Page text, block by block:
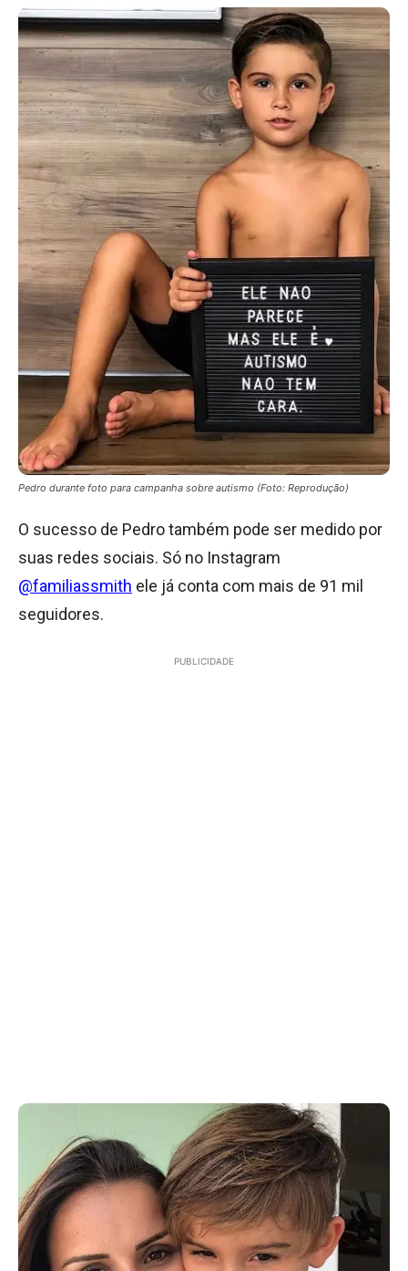
Pedro durante foto para campanha sobre autismo (Foto: Reprodução)
O sucesso de Pedro também pode ser medido por
suas redes sociais. Só no Instagram
@familiassmith ele já conta com mais de 91 mil
seguidores.
PUBLICIDADE